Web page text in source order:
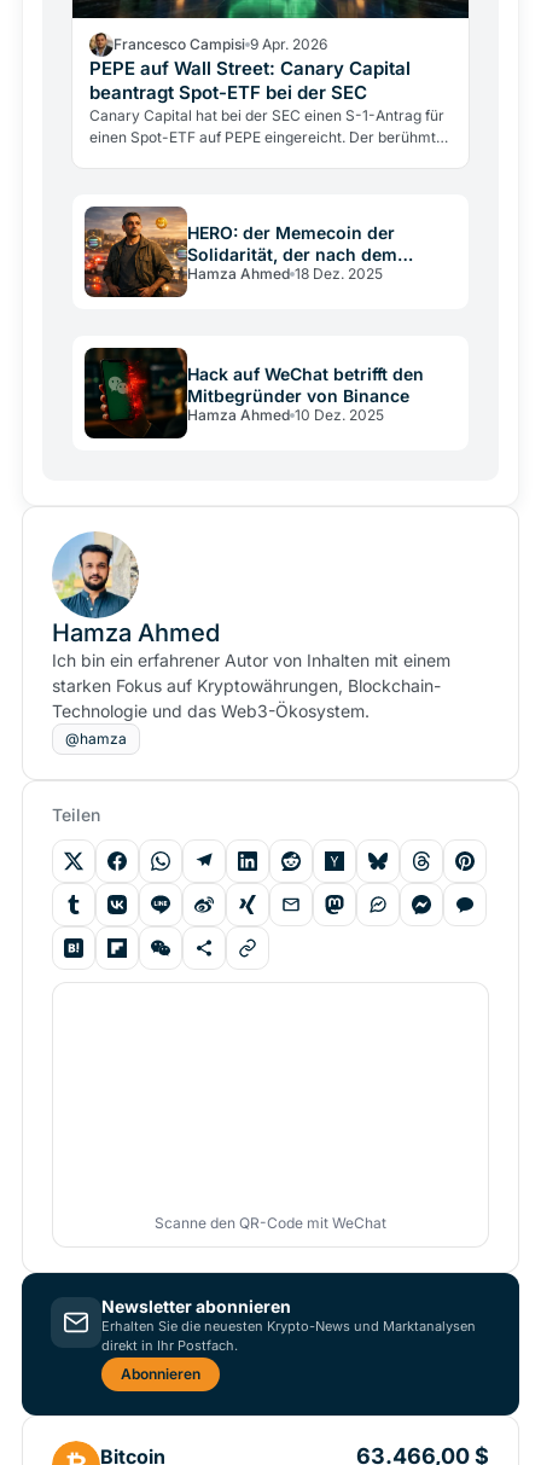
Francesco Campisi 9 Apr. 2026
PEPE auf Wall Street: Canary Capital
beantragt Spot-ETF bei der SEC
Canary Capital hat bei der SEC einen S-1-Antrag für
einen Spot-ETF auf PEPE eingereicht. Der berühmte
direkter Token-Haltung. Was das für DACH-Anleger
bedeutet.
HERO: der Memecoin der
Solidarität, der nach dem
Anschlag in Sydney entstand
Hamza Ahmed 18 Dez. 2025
Hack auf WeChat betrifft den
Mitbegründer von Binance
Hamza Ahmed 10 Dez. 2025
Hamza Ahmed
Ich bin ein erfahrener Autor von Inhalten mit einem
starken Fokus auf Kryptowährungen, Blockchain-
Technologie und das Web3-Ökosystem.
@hamza
Teilen
Scanne den QR-Code mit WeChat
Newsletter abonnieren
Erhalten Sie die neuesten Krypto-News und Marktanalysen
direkt in Ihr Postfach.
Abonnieren
Bitcoin 63.466,00 $